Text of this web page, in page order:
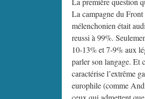
La campagne du
mélenchonien était
reussi à 99%.
10-13% et 7-9% aux
parler son langage. Et
caractérise l’extrême
europhile (comme